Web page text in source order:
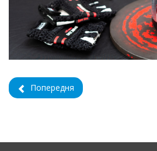
Попередня